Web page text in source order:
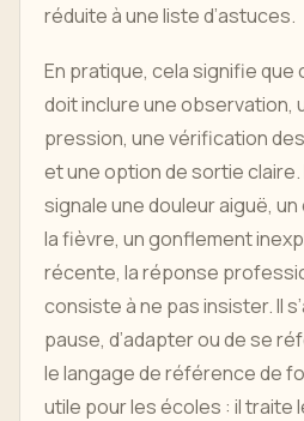
réduite à une liste d’astuces.
En pratique, cela signifie que
doit inclure une observation,
pression, une vérification
et une option de sortie claire.
signale une douleur aiguë,
la fièvre, un gonflement
récente, la réponse
consiste à ne pas insister. Il
pause, d’adapter ou de se
le langage de référence de
utile pour les écoles : il traite